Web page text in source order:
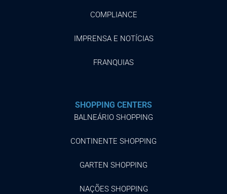
COMPLIANCE
IMPRENSA E NOTÍCIAS
FRANQUIAS
SHOPPING CENTERS
BALNEÁRIO SHOPPING
CONTINENTE SHOPPING
GARTEN SHOPPING
NAÇÕES SHOPPING